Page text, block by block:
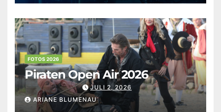
FOTOS 2026
Piraten Open Air 2026
JULI 2, 2026
ARIANE BLUMENAU